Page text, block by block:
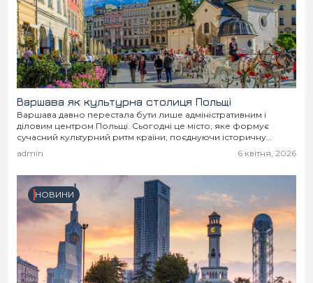
Варшава як культурна столиця Польщі
Варшава давно перестала бути лише адміністративним і
діловим центром Польщі. Сьогодні це місто, яке формує
сучасний культурний ритм країни, поєднуючи історичну
спадщину, європейську динаміку та насичене мистецьке життя.
admin 6 квітня, 2026
НОВИНИ